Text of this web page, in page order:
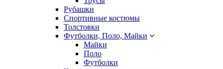
Рубашки
Спортивные костюмы
Толстовки
Футболки, Поло, Майки
Майки
Поло
Футболки